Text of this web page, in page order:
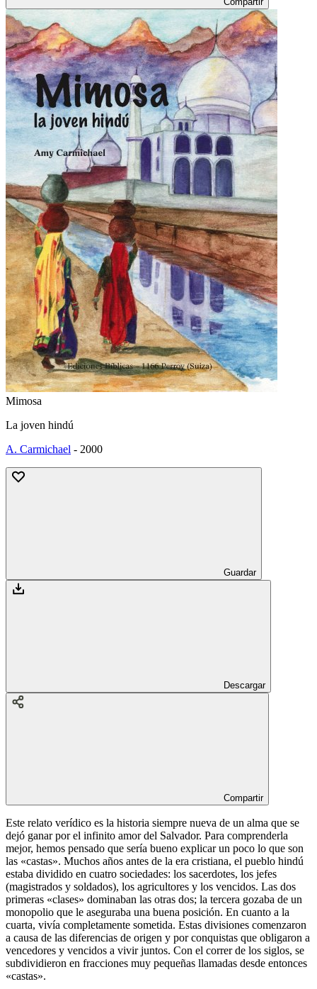
Mimosa
La joven hindú
A. Carmichael - 2000
Guardar
Descargar
Compartir
Este relato verídico es la historia siempre nueva de un alma que se
dejó ganar por el infinito amor del Salvador. Para comprenderla
mejor, hemos pensado que sería bueno explicar un poco lo que son
las «castas». Muchos años antes de la era cristiana, el pueblo hindú
estaba dividido en cuatro sociedades: los sacerdotes, los jefes
(magistrados y soldados), los agricultores y los vencidos. Las dos
primeras «clases» dominaban las otras dos; la tercera gozaba de un
monopolio que le aseguraba una buena posición. En cuanto a la
cuarta, vivía completamente sometida. Estas divisiones comenzaron
a causa de las diferencias de origen y por conquistas que obligaron a
vencedores y vencidos a vivir juntos. Con el correr de los siglos, se
subdividieron en fracciones muy pequeñas llamadas desde entonces
«castas».